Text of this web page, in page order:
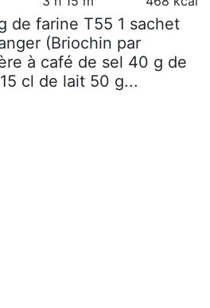
de farine T55 1 sachet
(Briochin par
à café de sel 40 g de
cl de lait 50 g...